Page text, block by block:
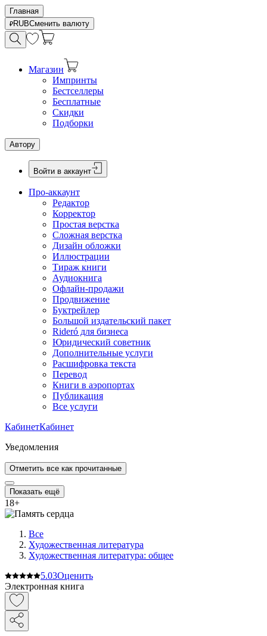
Главная
RUBСменить валюту
Магазин
Импринты
Бестселлеры
Бесплатные
Скидки
Подборки
Автору
Войти в аккаунт
Про-аккаунт
Редактор
Корректор
Простая верстка
Сложная верстка
Дизайн обложки
Иллюстрации
Тираж книги
Аудиокнига
Офлайн-продажи
Продвижение
Буктрейлер
Большой издательский пакет
Rideró для бизнеса
Юридический советник
Дополнительные услуги
Расшифровка текста
Перевод
Книги в аэропортах
Публикация
Все услуги
КабинетКабинет
Уведомления
Отметить все как прочитанные
Показать ещё
18+
Все
Художественная литература
Художественная литература: общее
5.03Оценить
Электронная книга